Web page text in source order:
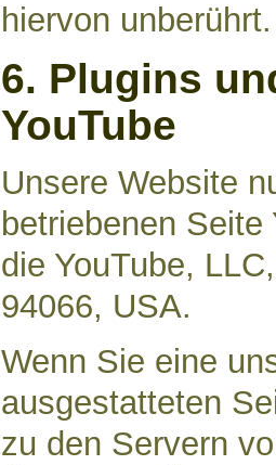
hiervon unberührt.
6. Plugins
YouTube
Unsere Website
betriebenen
die YouTube,
94066, USA.
Wenn Sie eine
ausgestatteten
zu den Servern